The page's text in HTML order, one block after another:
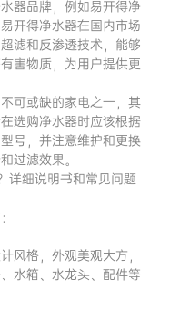
器品牌，例如易开得净
开得净水器在国内市场
滤和反渗透技术，能够
害物质，为用户提供更
可或缺的家电之一，其
选购净水器时应该根据
号，并注意维护和更换
过滤效果。
详细说明书和常见问题
风格，外观美观大方，
水箱、水龙头、配件等